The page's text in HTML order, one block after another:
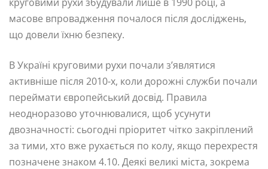
масове впровадження почалося після досліджень,
що довели їхню безпеку.
В Україні круговими рухи почали з’являтися
активніше після 2010-х, коли дорожні служби почали
переймати європейський досвід. Правила
неодноразово уточнювалися, щоб усунути
двозначності: сьогодні пріоритет чітко закріплений
за тими, хто вже рухається по колу, якщо перехрестя
позначене знаком 4.10. Деякі великі міста, зокрема